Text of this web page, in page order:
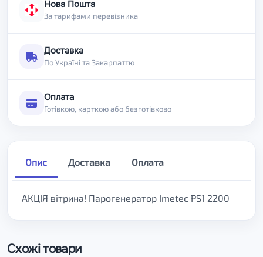
Нова Пошта
За тарифами перевізника
Доставка
По Україні та Закарпаттю
Оплата
Готівкою, карткою або безготівково
Опис Доставка Оплата
АКЦІЯ вітрина! Парогенератор Imetec PS1 2200
Схожі товари